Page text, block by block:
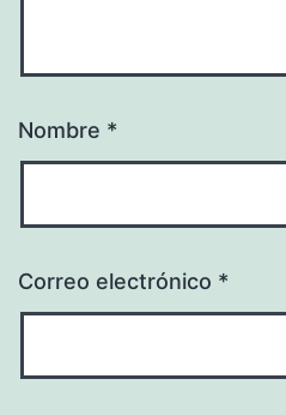
Nombre *
Correo electrónico *